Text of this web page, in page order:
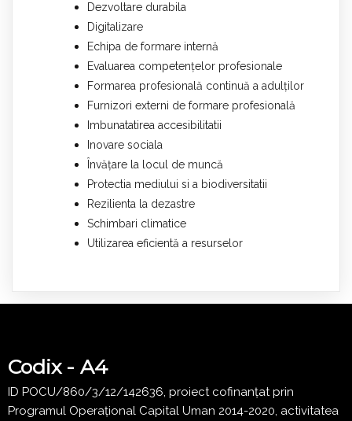
Dezvoltare durabila
Digitalizare
Echipa de formare internă
Evaluarea competențelor profesionale
Formarea profesională continuă a adulților
Furnizori externi de formare profesională
Imbunatatirea accesibilitatii
Inovare sociala
Învățare la locul de muncă
Protectia mediului si a biodiversitatii
Rezilienta la dezastre
Schimbari climatice
Utilizarea eficientă a resurselor
Codix - A4
ID POCU/860/3/12/142636, proiect cofinanțat prin
Programul Operațional Capital Uman 2014-2020, activitatea